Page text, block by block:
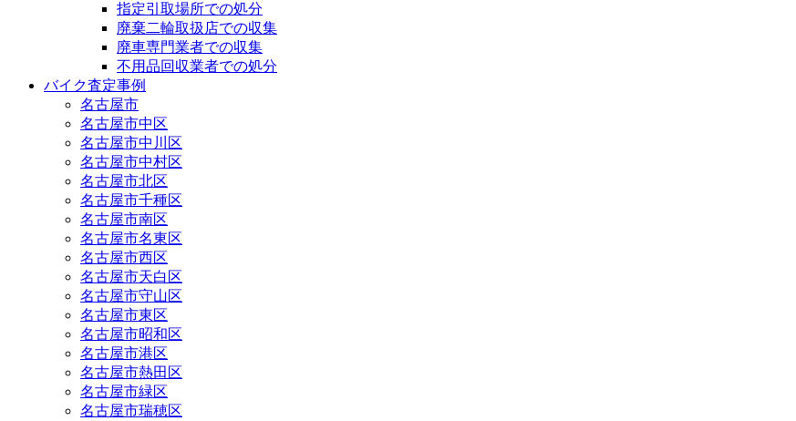
指定引取場所での処分
廃棄二輪取扱店での収集
廃車専門業者での収集
不用品回収業者での処分
バイク査定事例
名古屋市
名古屋市中区
名古屋市中川区
名古屋市中村区
名古屋市北区
名古屋市千種区
名古屋市南区
名古屋市名東区
名古屋市西区
名古屋市天白区
名古屋市守山区
名古屋市東区
名古屋市昭和区
名古屋市港区
名古屋市熱田区
名古屋市緑区
名古屋市瑞穂区